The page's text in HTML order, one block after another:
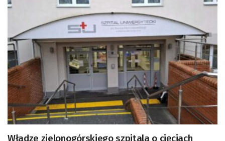
Władze zielonogórskiego szpitala o cięciach